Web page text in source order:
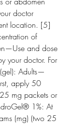
doctor
location. [5]
of
and dose
your doctor. For
Adults—
apply 50
mg packets or
1%: At
(mg) (two 25